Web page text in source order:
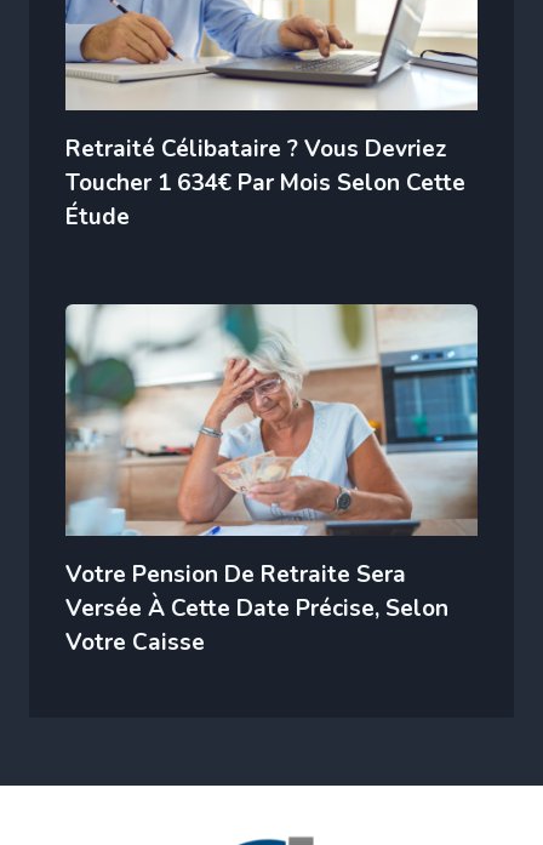
Retraité Célibataire ? Vous Devriez
Toucher 1 634€ Par Mois Selon Cette
Étude
Votre Pension De Retraite Sera
Versée À Cette Date Précise, Selon
Votre Caisse